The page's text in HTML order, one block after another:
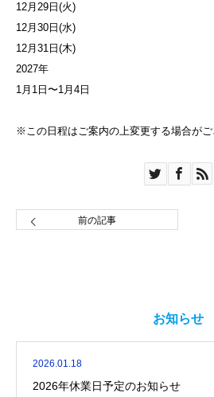
12月29日(火)
12月30日(水)
12月31日(木)
2027年
1月1日〜1月4日
※この日程はご案内の上変更する場合がご
前の記事
お知らせ
2026.01.18
2026年休業日予定のお知らせ